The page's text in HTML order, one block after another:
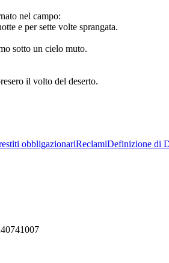
nel campo:
e per sette volte sprangata.
sotto un cielo muto.
il volto del deserto.
obbligazionariReclamiDefinizione di